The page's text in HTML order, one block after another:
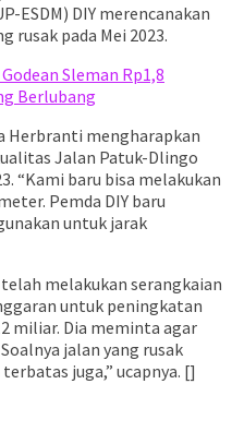
ESDM) DIY merencanakan
rusak pada Mei 2023.
Sleman Rp1,8
Berlubang
Herbranti mengharapkan
Jalan Patuk-Dlingo
“Kami baru bisa melakukan
Pemda DIY baru
untuk jarak
telah melakukan serangkaian
untuk peningkatan
miliar. Dia meminta agar
jalan yang rusak
juga,” ucapnya. []